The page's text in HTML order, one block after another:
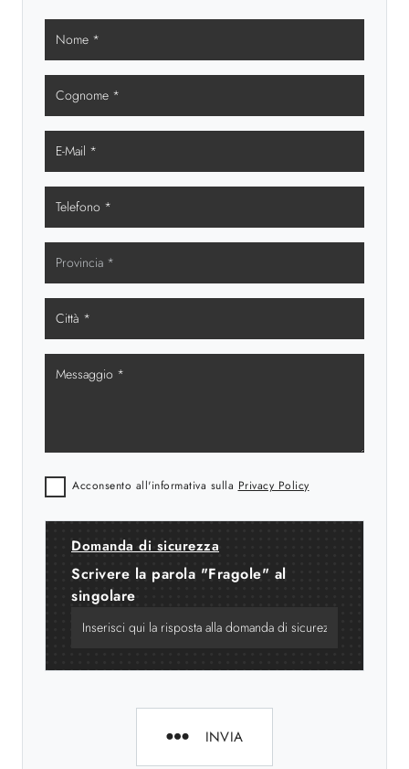
Acconsento all'informativa sulla Privacy Policy
Domanda di sicurezza
Scrivere la parola "Fragole" al
singolare
INVIA